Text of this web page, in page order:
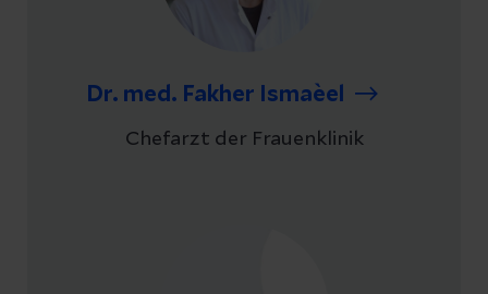
Dr. med. Fakher Ismaèel
Chefarzt der Frauenklinik